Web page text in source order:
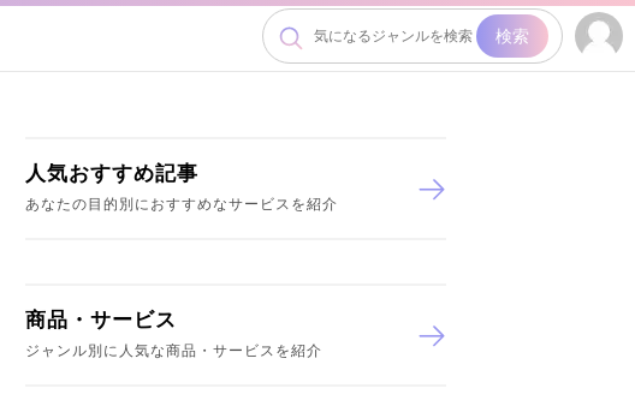
検索
人気おすすめ記事
あなたの目的別におすすめなサービスを紹介
商品・サービス
ジャンル別に人気な商品・サービスを紹介